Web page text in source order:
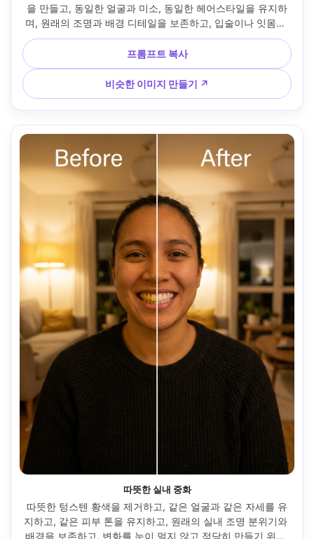
을 만들고, 동일한 얼굴과 미소, 동일한 헤어스타일을 유지하
며, 원래의 조명과 배경 디테일을 보존하고, 입술이나 잇몸을
바꾸지 마세요 --ar 4:5
프롬프트 복사
비슷한 이미지 만들기 ↗
따뜻한 실내 중화
따뜻한 텅스텐 황색을 제거하고, 같은 얼굴과 같은 자세를 유
지하고, 같은 피부 톤을 유지하고, 원래의 실내 조명 분위기와
배경을 보존하고, 변화를 눈이 멀지 않고 적당히 만들기 위해